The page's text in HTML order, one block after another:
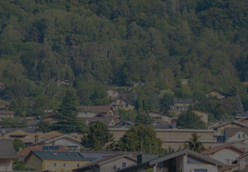
Economie
Entreprises
Taxes de séjour et
d’hébergement
Energie
Grands cru
Mobility Car